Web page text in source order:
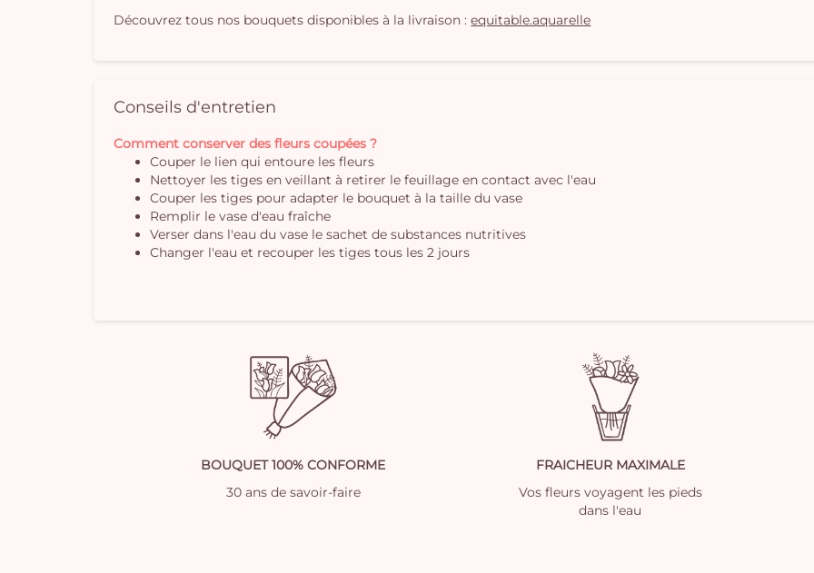
Découvrez tous nos bouquets disponibles à la livraison :equitable.aquarelle
Conseils d'entretien
Comment conserver des fleurs coupées ?
Couper le lien qui entoure les fleurs
Nettoyer les tiges en veillant à retirer le feuillage en contact avec l'eau
Couper les tiges pour adapter le bouquet à la taille du vase
Remplir le vase d'eau fraîche
Verser dans l'eau du vase le sachet de substances nutritives
Changer l'eau et recouper les tiges tous les 2 jours
BOUQUET 100% CONFORME
30 ans de savoir-faire
FRAICHEUR MAXIMALE
Vos fleurs voyagent les pieds
dans l'eau